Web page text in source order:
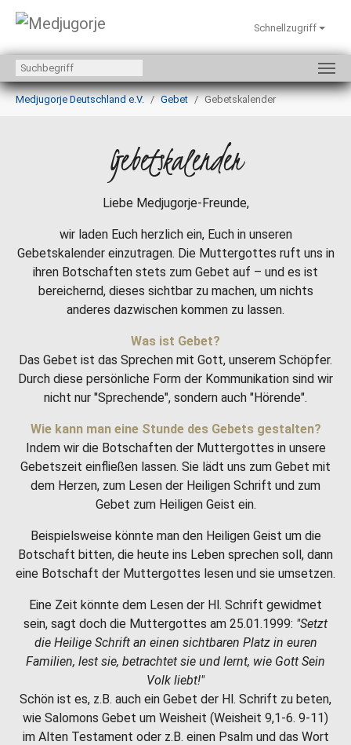
Zum Hauptinhalt springen
Schnellzugriff
Sie sind hier:
Medjugorje Deutschland e.V.
Gebet Gebetskalender
Gebetskalender
Liebe Medjugorje-Freunde,
wir laden Euch herzlich ein, Euch in unseren
Gebetskalender einzutragen. Die Muttergottes ruft uns in
ihren Botschaften stets zum Gebet auf – und es ist
bereichernd, dieses sichtbar zu machen, um nichts
anderes dazwischen kommen zu lassen.
Was ist Gebet?
Das Gebet ist das Sprechen mit Gott, unserem Schöpfer.
Durch diese persönliche Form der Kommunikation sind wir
nicht nur "Sprechende", sondern auch "Hörende".
Wie kann man eine Stunde des Gebets gestalten?
Indem wir die Botschaften der Muttergottes in unsere
Gebetszeit einfließen lassen. Sie lädt uns zum Gebet mit
dem Herzen, zum Lesen der Heiligen Schrift und zum
Gebet zum Heiligen Geist ein.
Beispielsweise könnte man den Heiligen Geist um die
Botschaft bitten, die heute ins Leben sprechen soll, dann
eine Botschaft der Muttergottes lesen und sie umsetzen.
Eine Zeit könnte dem Lesen der Hl. Schrift gewidmet
sein, sagt doch die Muttergottes am 25.01.1999: "Setzt
die Heilige Schrift an einen sichtbaren Platz in euren
Familien, lest sie, betrachtet sie und lernt, wie Gott Sein
Volk liebt!"
Schön ist es, z.B. auch ein Gebet der Hl. Schrift zu beten,
wie Salomons Gebet um Weisheit (Weisheit 9,1-6. 9-11)
im Alten Testament oder z.B. einen Psalm und das Wort